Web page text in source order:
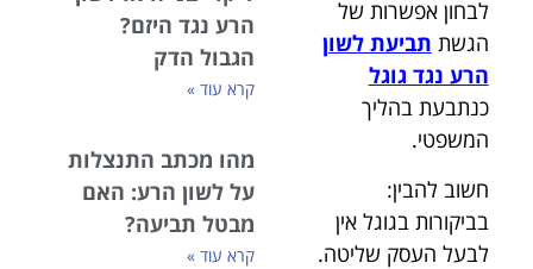
לבחון אפשרות של
הגשת תביעת לשון
הרע נגד גוגל
כנתבעת בהליך
המשפטי.
חשוב להבין:
בביקורות בגוגל אין
לבעל העסק שליטה.
הרע נגד היזם?
הגבול הדק
קרא עוד »
מהו מכתב התנצלות
על לשון הרע: האם
מבטל תביעה?
קרא עוד »